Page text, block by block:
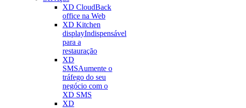
XD CloudBack
office na Web
XD Kitchen
displayIndispensável
para a
restauração
XD
SMSAumente o
tráfego do seu
negócio com o
XD SMS
XD